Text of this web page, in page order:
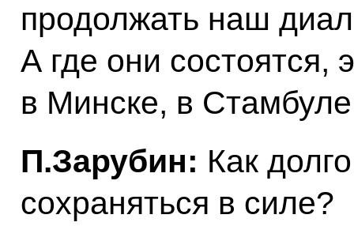
продолжать наш
А где они состоятся,
в Минске, в
П.Зарубин: Как
сохраняться в силе?